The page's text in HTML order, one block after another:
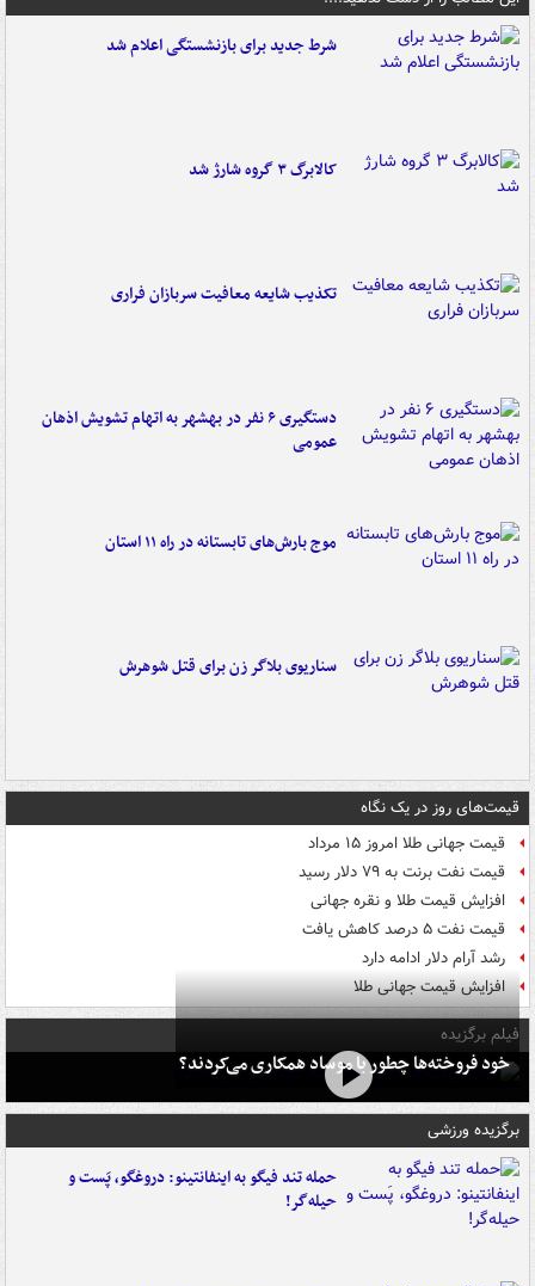
شرط جدید برای بازنشستگی اعلام شد
کالابرگ ۳ گروه شارژ شد
تکذیب شایعه معافیت سربازان فراری
دستگیری ۶ نفر در بهشهر به اتهام تشویش اذهان
عمومی
موج بارش‌های تابستانه در راه ۱۱ استان
سناریوی بلاگر زن برای قتل شوهرش
قیمت‌های روز در یک نگاه
قیمت جهانی طلا امروز ۱۵ مرداد
قیمت نفت برنت به ۷۹ دلار رسید
افزایش قیمت طلا و نقره جهانی
قیمت نفت ۵ درصد کاهش یافت
رشد آرام دلار ادامه دارد
افزایش قیمت جهانی طلا
فیلم برگزیده
خود فروخته‌ها چطور با موساد همکاری می‌کردند؟
برگزیده ورزشی
حمله تند فیگو به اینفانتینو: دروغگو، پَست‌ و
حیله‌گر!